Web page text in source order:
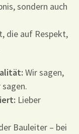
sondern auch
die auf Respekt,
Wir sagen,
Lieber
Bauleiter – bei